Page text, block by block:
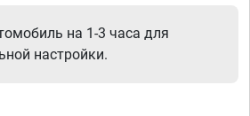
на 1-3 часа для
настройки.